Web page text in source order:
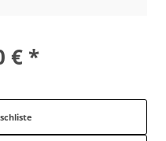
€ *